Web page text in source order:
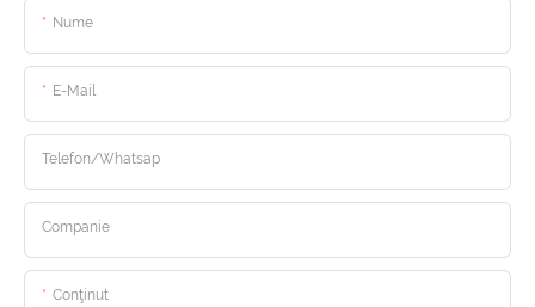
Nume
E-Mail
Telefon/whatsap
Companie
Conţinut